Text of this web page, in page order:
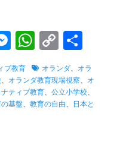
M
es
se
ng
W
ha
ts
A
C
op
y
Li
ブ教育
タ
グ
オランダ、 オラ
、 オランダ教育現場視察、 オ
ティブ教育、 公立小学校、
基盤、 教育の自由、
日本と